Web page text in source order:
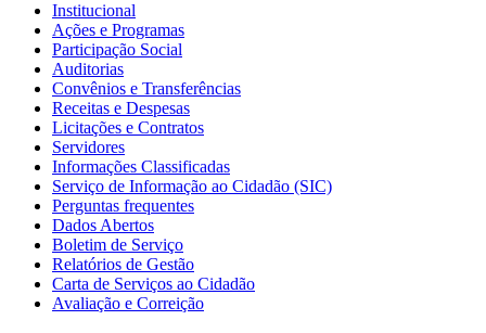
Institucional
Ações e Programas
Participação Social
Auditorias
Convênios e Transferências
Receitas e Despesas
Licitações e Contratos
Servidores
Informações Classificadas
Serviço de Informação ao Cidadão (SIC)
Perguntas frequentes
Dados Abertos
Boletim de Serviço
Relatórios de Gestão
Carta de Serviços ao Cidadão
Avaliação e Correição